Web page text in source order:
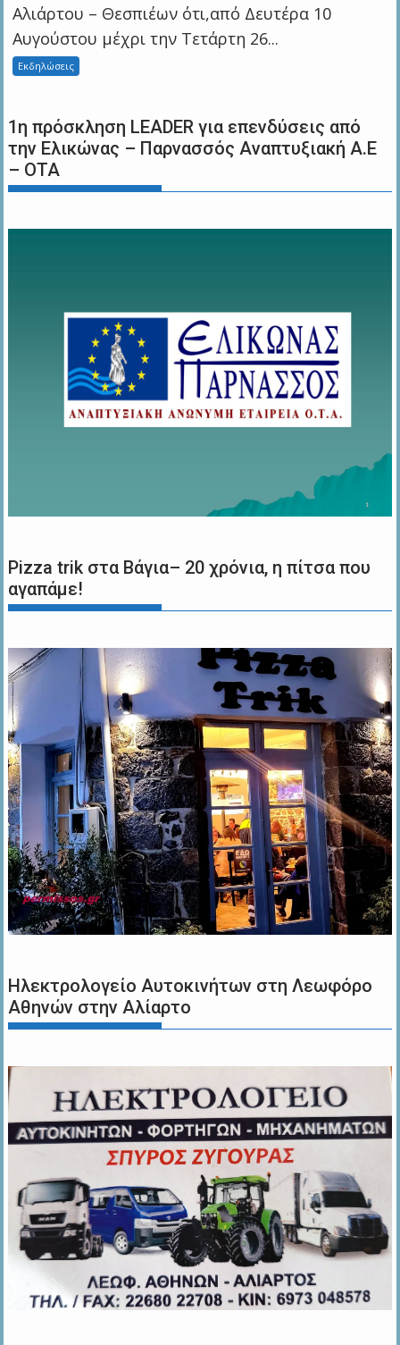
Αλιάρτου – Θεσπιέων ότι,από Δευτέρα 10
Αυγούστου μέχρι την Τετάρτη 26...
Εκδηλώσεις
1η πρόσκληση LEADER για επενδύσεις από
την Ελικώνας – Παρνασσός Αναπτυξιακή Α.Ε
– ΟΤΑ
Pizza trik στα Βάγια– 20 χρόνια, η πίτσα που
αγαπάμε!
Ηλεκτρολογείο Αυτοκινήτων στη Λεωφόρο
Αθηνών στην Αλίαρτο